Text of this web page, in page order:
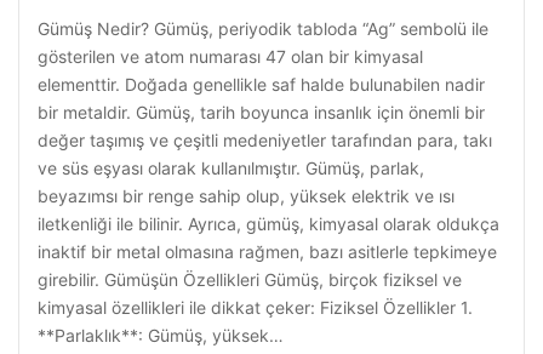
Gümüş Nedir? Gümüş, periyodik tabloda “Ag” sembolü ile
gösterilen ve atom numarası 47 olan bir kimyasal
elementtir. Doğada genellikle saf halde bulunabilen nadir
bir metaldir. Gümüş, tarih boyunca insanlık için önemli bir
değer taşımış ve çeşitli medeniyetler tarafından para, takı
ve süs eşyası olarak kullanılmıştır. Gümüş, parlak,
beyazımsı bir renge sahip olup, yüksek elektrik ve ısı
iletkenliği ile bilinir. Ayrıca, gümüş, kimyasal olarak oldukça
inaktif bir metal olmasına rağmen, bazı asitlerle tepkimeye
girebilir. Gümüşün Özellikleri Gümüş, birçok fiziksel ve
kimyasal özellikleri ile dikkat çeker: Fiziksel Özellikler 1.
**Parlaklık**: Gümüş, yüksek…